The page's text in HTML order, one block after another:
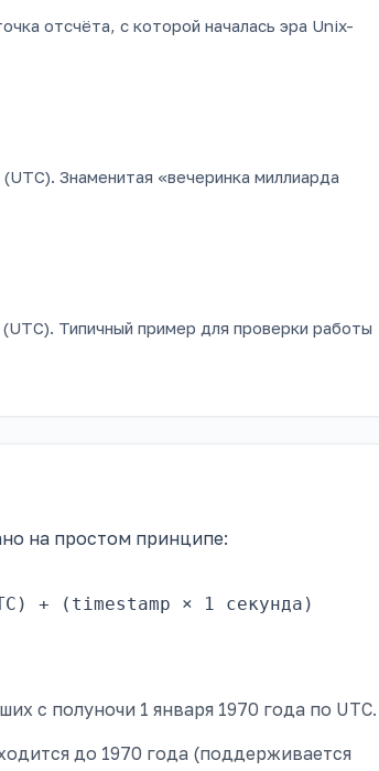
отсчёта, с которой началась эра Unix-
Знаменитая «вечеринка миллиарда
Типичный пример для проверки работы
на простом принципе:
+ (timestamp × 1 секунда)
с полуночи 1 января 1970 года по UTC.
до 1970 года (поддерживается